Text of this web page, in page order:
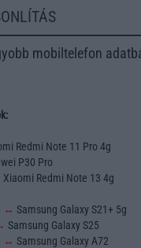
mobiltelefon
Redmi Note 11 Pro 4g
P30 Pro
Xiaomi Redmi Note 13 4g
↔ Samsung Galaxy S21+ 5g
Samsung Galaxy S25
↔ Samsung Galaxy A72